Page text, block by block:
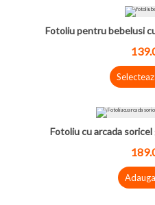
Fotoliu pentru bebelusi
Fotoliu cu arcada